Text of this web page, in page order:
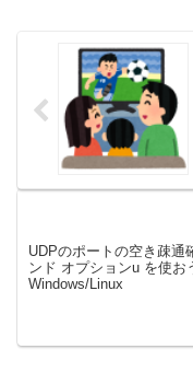
UDPのポートの空き疎通
ンド オプションu を使お
Windows/Linux